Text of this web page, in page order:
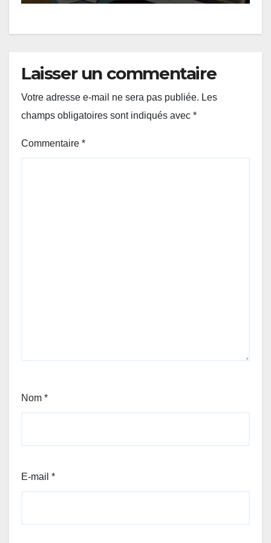
Laisser un commentaire
Votre adresse e-mail ne sera pas publiée. Les
champs obligatoires sont indiqués avec *
Commentaire *
Nom *
E-mail *